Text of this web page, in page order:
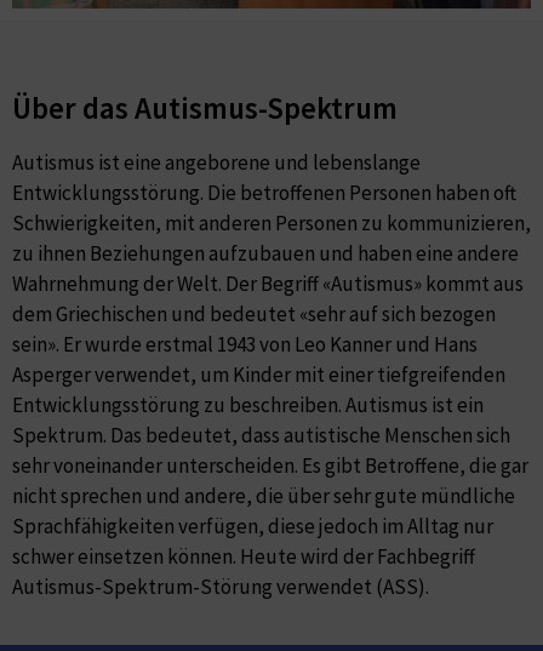
Über das Autismus-Spektrum​
Autismus ist eine angeborene und lebenslange
Entwicklungsstörung. Die betroffenen Personen haben oft
Schwierigkeiten, mit anderen Personen zu kommunizieren,
zu ihnen Beziehungen aufzubauen und haben eine andere
Wahrnehmung der Welt. Der Begriff «Autismus» kommt aus
dem Griechischen und bedeutet «sehr auf sich bezogen
sein». Er wurde erstmal 1943 von Leo Kanner und Hans
Asperger verwendet, um Kinder mit einer tiefgreifenden
Entwicklungsstörung zu beschreiben. Autismus ist ein
Spektrum. Das bedeutet, dass autistische Menschen sich
sehr voneinander unterscheiden. Es gibt Betroffene, die gar
nicht sprechen und andere, die über sehr gute mündliche
Sprachfähigkeiten verfügen, diese jedoch im Alltag nur
schwer einsetzen können. Heute wird der Fachbegriff
Autismus-Spektrum-Störung verwendet (ASS).